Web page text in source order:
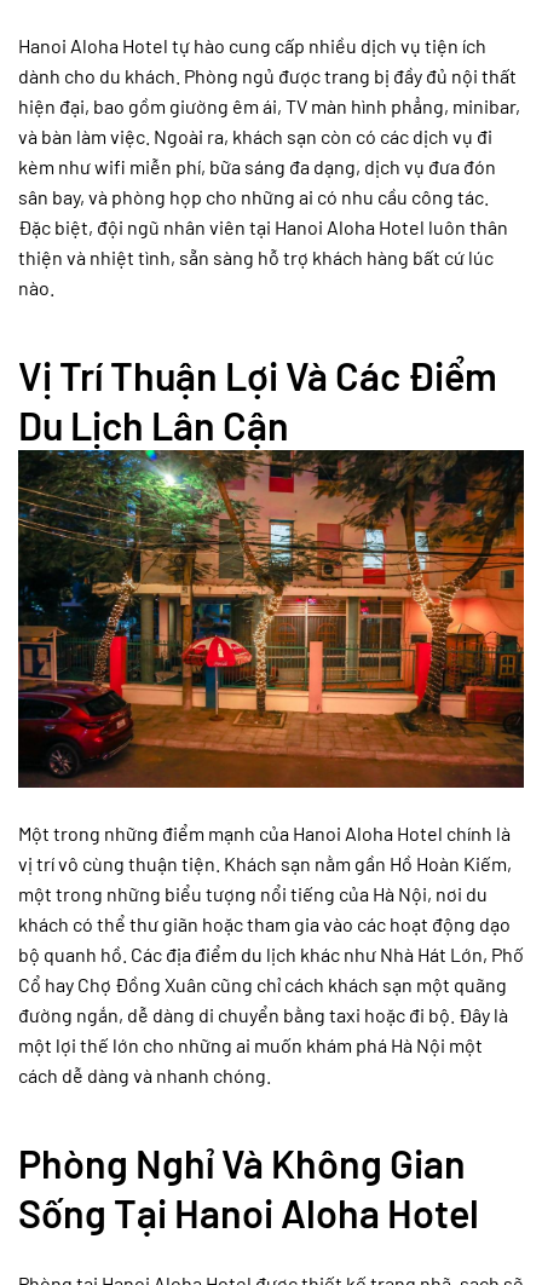
Hanoi Aloha Hotel tự hào cung cấp nhiều dịch vụ tiện ích
dành cho du khách. Phòng ngủ được trang bị đầy đủ nội thất
hiện đại, bao gồm giường êm ái, TV màn hình phẳng, minibar,
và bàn làm việc. Ngoài ra, khách sạn còn có các dịch vụ đi
kèm như wifi miễn phí, bữa sáng đa dạng, dịch vụ đưa đón
sân bay, và phòng họp cho những ai có nhu cầu công tác.
Đặc biệt, đội ngũ nhân viên tại Hanoi Aloha Hotel luôn thân
thiện và nhiệt tình, sẵn sàng hỗ trợ khách hàng bất cứ lúc
nào.
Vị Trí Thuận Lợi Và Các Điểm
Du Lịch Lân Cận
Một trong những điểm mạnh của Hanoi Aloha Hotel chính là
vị trí vô cùng thuận tiện. Khách sạn nằm gần Hồ Hoàn Kiếm,
một trong những biểu tượng nổi tiếng của Hà Nội, nơi du
khách có thể thư giãn hoặc tham gia vào các hoạt động dạo
bộ quanh hồ. Các địa điểm du lịch khác như Nhà Hát Lớn, Phố
Cổ hay Chợ Đồng Xuân cũng chỉ cách khách sạn một quãng
đường ngắn, dễ dàng di chuyển bằng taxi hoặc đi bộ. Đây là
một lợi thế lớn cho những ai muốn khám phá Hà Nội một
cách dễ dàng và nhanh chóng.
Phòng Nghỉ Và Không Gian
Sống Tại Hanoi Aloha Hotel